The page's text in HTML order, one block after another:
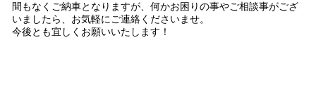
間もなくご納車となりますが、何かお困りの事やご相談事がござ
いましたら、お気軽にご連絡くださいませ。
今後とも宜しくお願いいたします！